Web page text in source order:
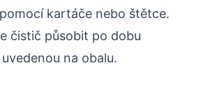
kartáče nebo štětce.
čistič působit po dobu
na obalu.